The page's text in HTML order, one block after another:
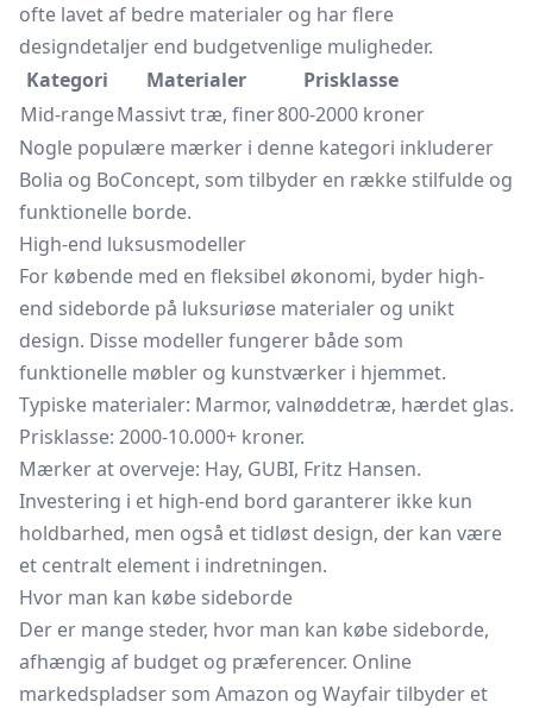
ofte lavet af bedre materialer og har flere
designdetaljer end budgetvenlige muligheder.
Kategori
Materialer
Prisklasse
Mid-rangeMassivt træ, finer800-2000 kroner
Nogle populære mærker i denne kategori inkluderer
Bolia og BoConcept, som tilbyder en række stilfulde og
funktionelle borde.
High-end luksusmodeller
For købende med en fleksibel økonomi, byder high-
end sideborde på luksuriøse materialer og unikt
design. Disse modeller fungerer både som
funktionelle møbler og kunstværker i hjemmet.
Typiske materialer: Marmor, valnøddetræ, hærdet glas.
Prisklasse: 2000-10.000+ kroner.
Mærker at overveje: Hay, GUBI, Fritz Hansen.
Investering i et high-end bord garanterer ikke kun
holdbarhed, men også et tidløst design, der kan være
et centralt element i indretningen.
Hvor man kan købe sideborde
Der er mange steder, hvor man kan købe sideborde,
afhængig af budget og præferencer. Online
markedspladser som Amazon og Wayfair tilbyder et